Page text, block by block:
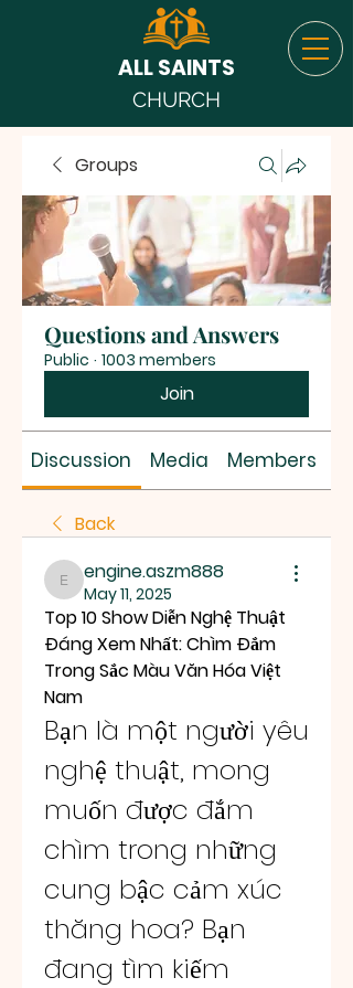
ALL SAINTS
CHURCH
Groups
Questions and Answers
Public · 1003 members
Join
Discussion Media Members
Back
engine.aszm888
engine.aszm888
May 11, 2025
Top 10 Show Diễn Nghệ Thuật
Đáng Xem Nhất: Chìm Đắm
Trong Sắc Màu Văn Hóa Việt
Nam
Bạn là một người yêu
nghệ thuật, mong
muốn được đắm
chìm trong những
cung bậc cảm xúc
thăng hoa? Bạn
đang tìm kiếm